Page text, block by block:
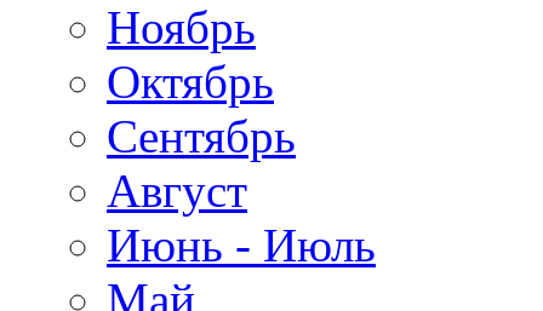
Ноябрь
Октябрь
Сентябрь
Август
Июнь - Июль
Май